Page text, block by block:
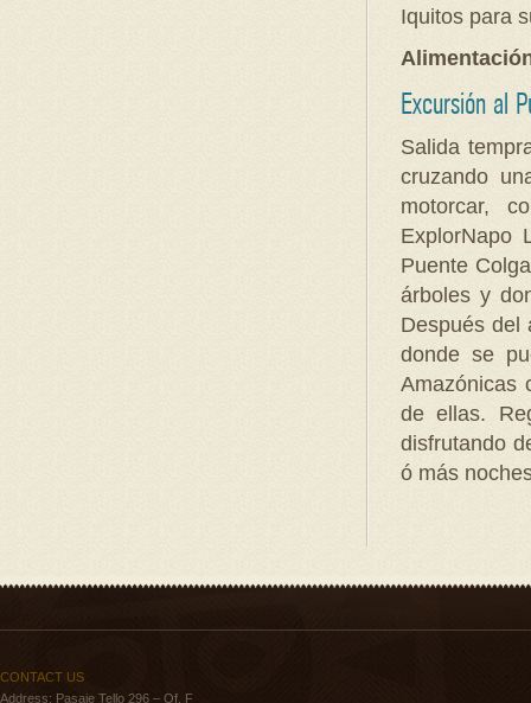
Iquitos para
Excursión al
Salida
cruzando
motorcar,
ExplorNapo
Puente
árboles y
Después del
donde se
Amazónicas
de ellas.
disfrutando
ó más
CONTACT US
Address: Pasaje Tello 296 – Of. F